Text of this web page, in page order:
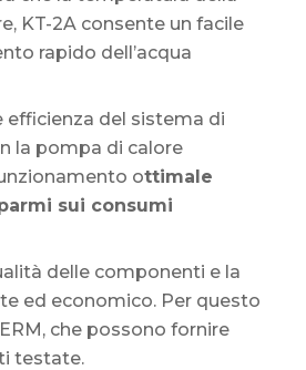
KT-2A consente un facile
rapido dell’acqua
del sistema di
la pompa di calore
ottimale
sui consumi
delle componenti e la
ed economico. Per questo
che possono fornire
testate.